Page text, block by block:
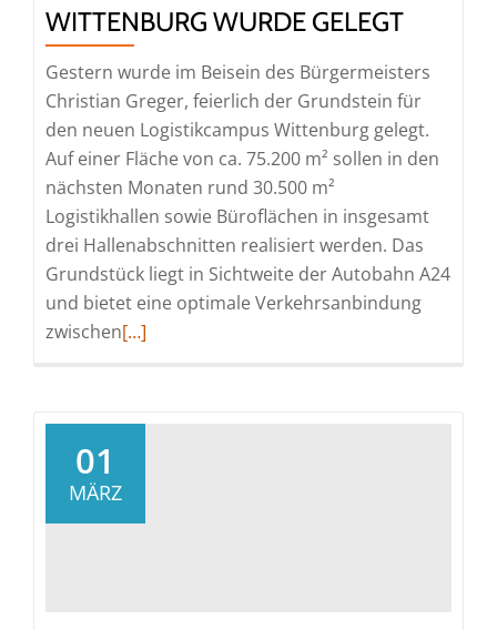
WITTENBURG WURDE GELEGT
Gestern wurde im Beisein des Bürgermeisters
Christian Greger, feierlich der Grundstein für
den neuen Logistikcampus Wittenburg gelegt.
Auf einer Fläche von ca. 75.200 m² sollen in den
nächsten Monaten rund 30.500 m²
Logistikhallen sowie Büroflächen in insgesamt
drei Hallenabschnitten realisiert werden. Das
Grundstück liegt in Sichtweite der Autobahn A24
und bietet eine optimale Verkehrsanbindung
zwischenRead
den
neuen
[…]
01
MÄRZ